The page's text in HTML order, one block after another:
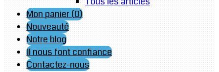
Mon panier (0)
Nouveauté
Notre blog
Il nous font confiance
Contactez-nous